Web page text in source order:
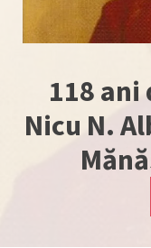
118 ani
Nicu N.